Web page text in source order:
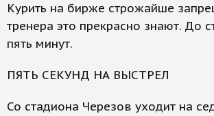
Курить на бирже строжайше
тренера это прекрасно знают. До
пять минут.
ПЯТЬ СЕКУНД НА ВЫСТРЕЛ
Со стадиона Черезов уходит на